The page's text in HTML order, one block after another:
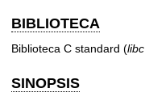
BIBLIOTECA
Biblioteca C standard (libc
SINOPSIS